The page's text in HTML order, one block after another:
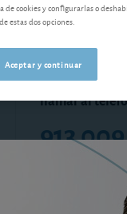
Si es socio de
llamar al
913 009
de lunes a
Estaremos
de cookies y configurarlas o
estas dos opciones.
Aceptar y continuar